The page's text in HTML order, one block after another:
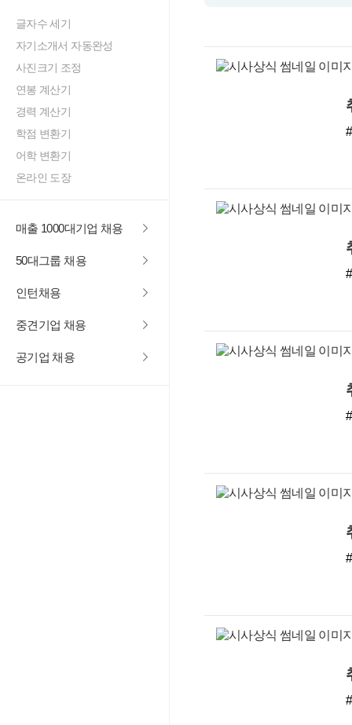
글자수 세기
자기소개서 자동완성
사진크기 조정
연봉 계산기
경력 계산기
학점 변환기
어학 변환기
온라인 도장
매출 1000대기업 채용
50대그룹 채용
인턴채용
중견기업 채용
공기업 채용